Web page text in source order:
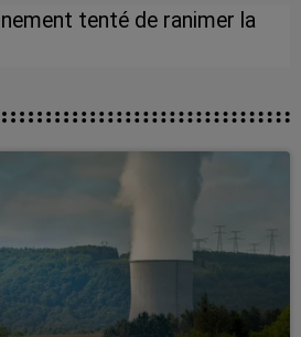
tenté de ranimer la